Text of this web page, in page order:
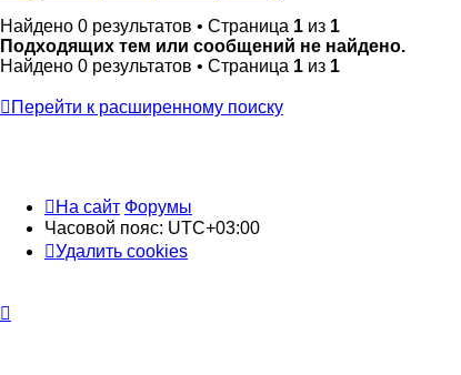
Найдено 0 результатов • Страница 1 из 1
Подходящих тем или сообщений не найдено.
Найдено 0 результатов • Страница 1 из 1
Перейти к расширенному поиску
На сайт Форумы
Часовой пояс: UTC+03:00
Удалить cookies